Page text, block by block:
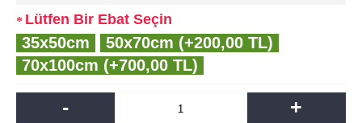
Lütfen Bir Ebat Seçin
35x50cm
50x70cm (+200,00 TL)
70x100cm (+700,00 TL)
- +